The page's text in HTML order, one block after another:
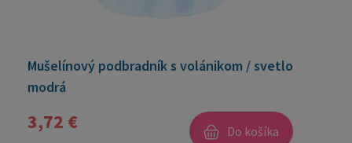
Mušelínový podbradník s volánikom / svetlo
modrá
3,72 € Do košíka